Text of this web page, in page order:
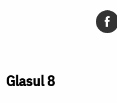
Glasul 8